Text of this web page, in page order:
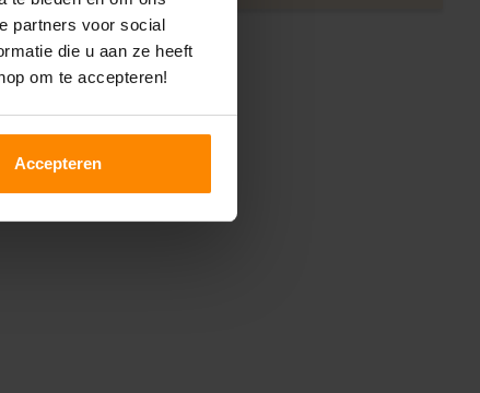
partners voor social
die u aan ze heeft
om te accepteren!
Accepteren